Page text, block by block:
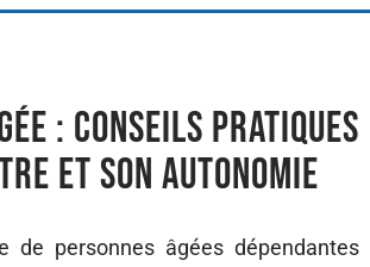
: conseils pratiques
et son autonomie
personnes âgées dépendantes